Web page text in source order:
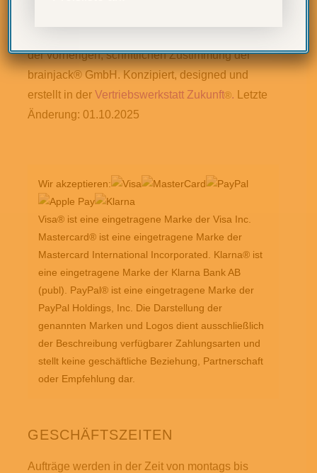
der vorherigen, schriftlichen Zustimmung der
brainjack® GmbH. Konzipiert, designed und
erstellt in derVertriebswerkstatt Zukunft®. Letzte
Änderung: 01.10.2025
Wir akzeptieren:
Visa® ist eine eingetragene Marke der Visa Inc.
Mastercard® ist eine eingetragene Marke der
Mastercard International Incorporated. Klarna® ist
eine eingetragene Marke der Klarna Bank AB
(publ). PayPal® ist eine eingetragene Marke der
PayPal Holdings, Inc. Die Darstellung der
genannten Marken und Logos dient ausschließlich
der Beschreibung verfügbarer Zahlungsarten und
stellt keine geschäftliche Beziehung, Partnerschaft
oder Empfehlung dar.
GESCHÄFTSZEITEN
Aufträge werden in der Zeit von montags bis